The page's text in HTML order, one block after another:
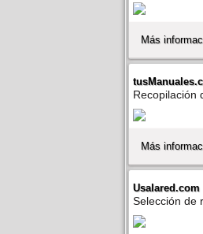
Más
Recopilación
Más
Usalared.com
Selección de